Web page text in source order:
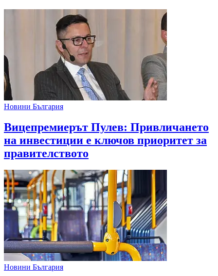
Новини България
Вицепремиерът Пулев: Привличането
на инвестиции е ключов приоритет за
правителството
Новини България